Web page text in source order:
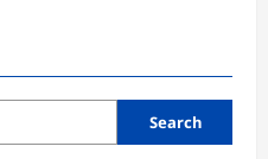
Search